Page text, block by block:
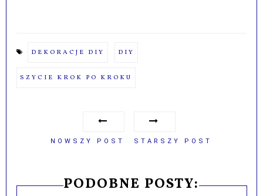
DEKORACJE DIY DIY
SZYCIE KROK PO KROKU
NOWSZY POST STARSZY POST
PODOBNE POSTY: